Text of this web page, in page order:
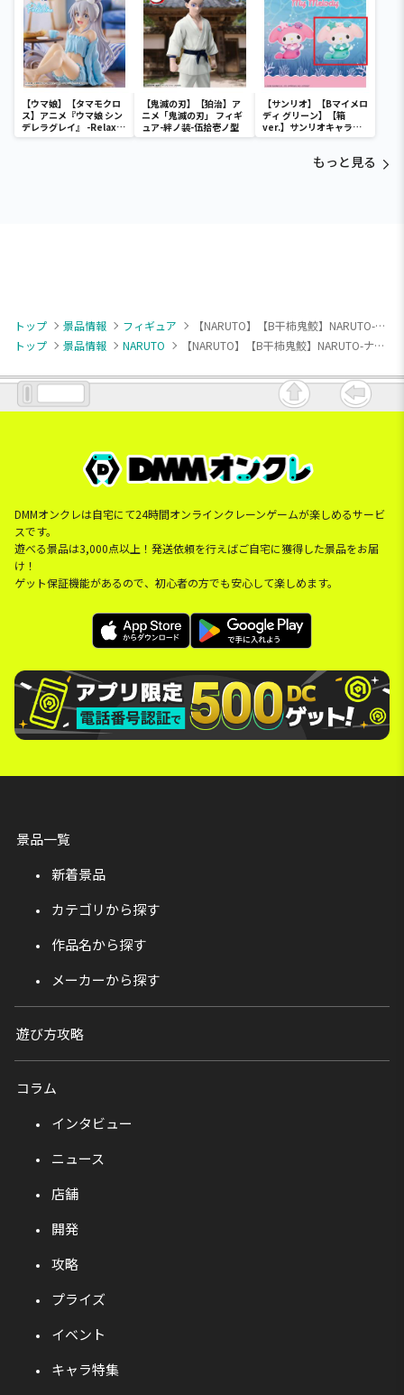
【ウマ娘】【タマモクロ
ス】アニメ『ウマ娘 シン
デレラグレイ』 -Relax
time-タマモクロス
【鬼滅の刃】【狛治】ア
ニメ「鬼滅の刃」 フィギ
ュア-絆ノ装-伍拾壱ノ型
【サンリオ】【Bマイメロ
ディ グリーン】【箱
ver.】サンリオキャラク
ターズ おおきな
ディ マーメイドver. ～
もっと見る
トップ 景品情報 フィギュア
【NARUTO】【B干柿鬼鮫】NARUTO-ナルト- 疾風伝 VIBRATION STARS-ZETSU ＆ HOSHIGAKI KISAME-
トップ
景品情報 NARUTO 【NARUTO】【B干柿鬼鮫】NARUTO-ナルト- 疾風伝 VIBRATION STARS-ZETSU ＆ HOSHIGAKI KISAME-
DMMオンクレは自宅にて24時間オンラインクレーンゲームが楽しめるサービ
スです。
遊べる景品は3,000点以上！発送依頼を行えばご自宅に獲得した景品をお届
け！
ゲット保証機能があるので、初心者の方でも安心して楽しめます。
景品一覧
新着景品
カテゴリから探す
作品名から探す
メーカーから探す
遊び方攻略
コラム
インタビュー
ニュース
店舗
開発
攻略
プライズ
イベント
キャラ特集